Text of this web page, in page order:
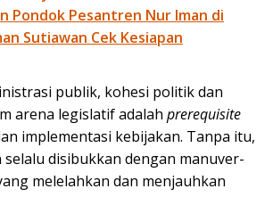
Pondok Pesantren Nur Iman di
Sutiawan Cek Kesiapan
publik, kohesi politik dan
arena legislatif adalah prerequisite
implementasi kebijakan. Tanpa itu,
disibukkan dengan manuver-
melelahkan dan menjauhkan